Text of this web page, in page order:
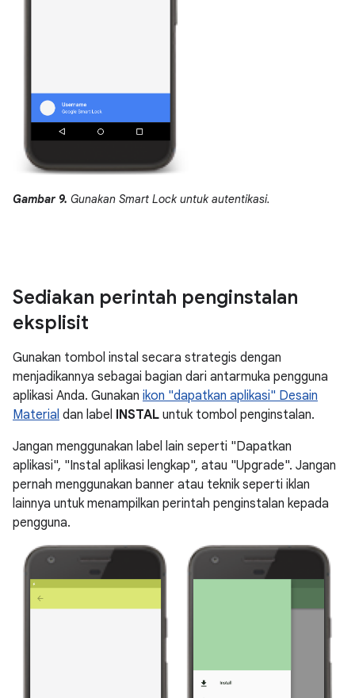
Gambar 9. Gunakan Smart Lock untuk autentikasi.
Sediakan perintah penginstalan
eksplisit
Gunakan tombol instal secara strategis dengan
menjadikannya sebagai bagian dari antarmuka pengguna
aplikasi Anda. Gunakan ikon "dapatkan aplikasi" Desain
Material dan label INSTAL untuk tombol penginstalan.
Jangan menggunakan label lain seperti "Dapatkan
aplikasi", "Instal aplikasi lengkap", atau "Upgrade". Jangan
pernah menggunakan banner atau teknik seperti iklan
lainnya untuk menampilkan perintah penginstalan kepada
pengguna.